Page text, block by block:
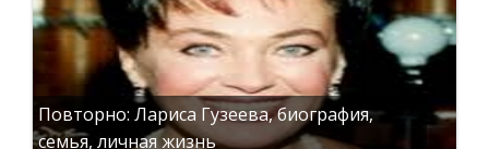
Повторно: Лариса Гузеева, биография,
семья, личная жизнь